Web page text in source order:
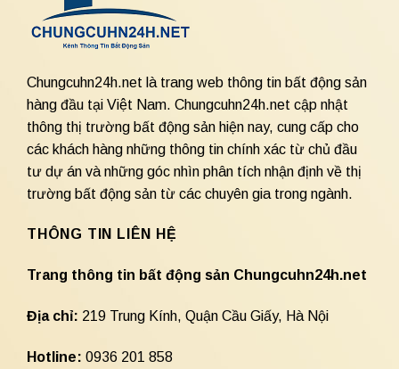
Chungcuhn24h.net là trang web thông tin bất động sản
hàng đầu tại Việt Nam. Chungcuhn24h.net cập nhật
thông thị trường bất động sản hiện nay, cung cấp cho
các khách hàng những thông tin chính xác từ chủ đầu
tư dự án và những góc nhìn phân tích nhận định về thị
trường bất động sản từ các chuyên gia trong ngành.
THÔNG TIN LIÊN HỆ
Trang thông tin bất động sản Chungcuhn24h.net
Địa chỉ: 219 Trung Kính, Quận Cầu Giấy, Hà Nội
Hotline: 0936 201 858